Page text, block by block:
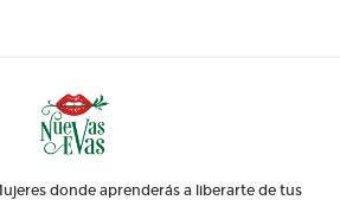
donde aprenderás a liberarte de tus